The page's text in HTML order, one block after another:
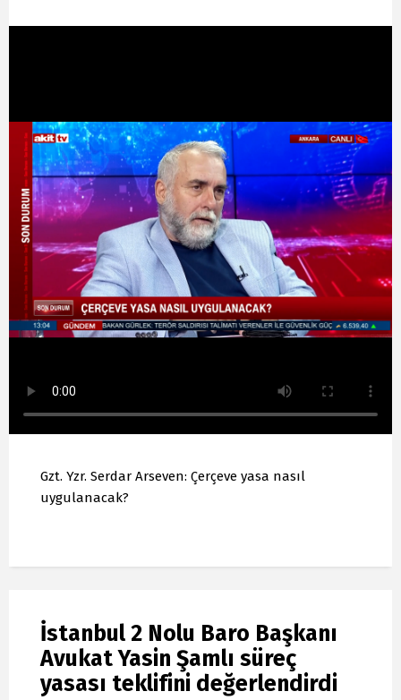
Gzt. Yzr. Serdar Arseven: Çerçeve yasa nasıl
uygulanacak?
İstanbul 2 Nolu Baro Başkanı
Avukat Yasin Şamlı süreç
yasası teklifini değerlendirdi